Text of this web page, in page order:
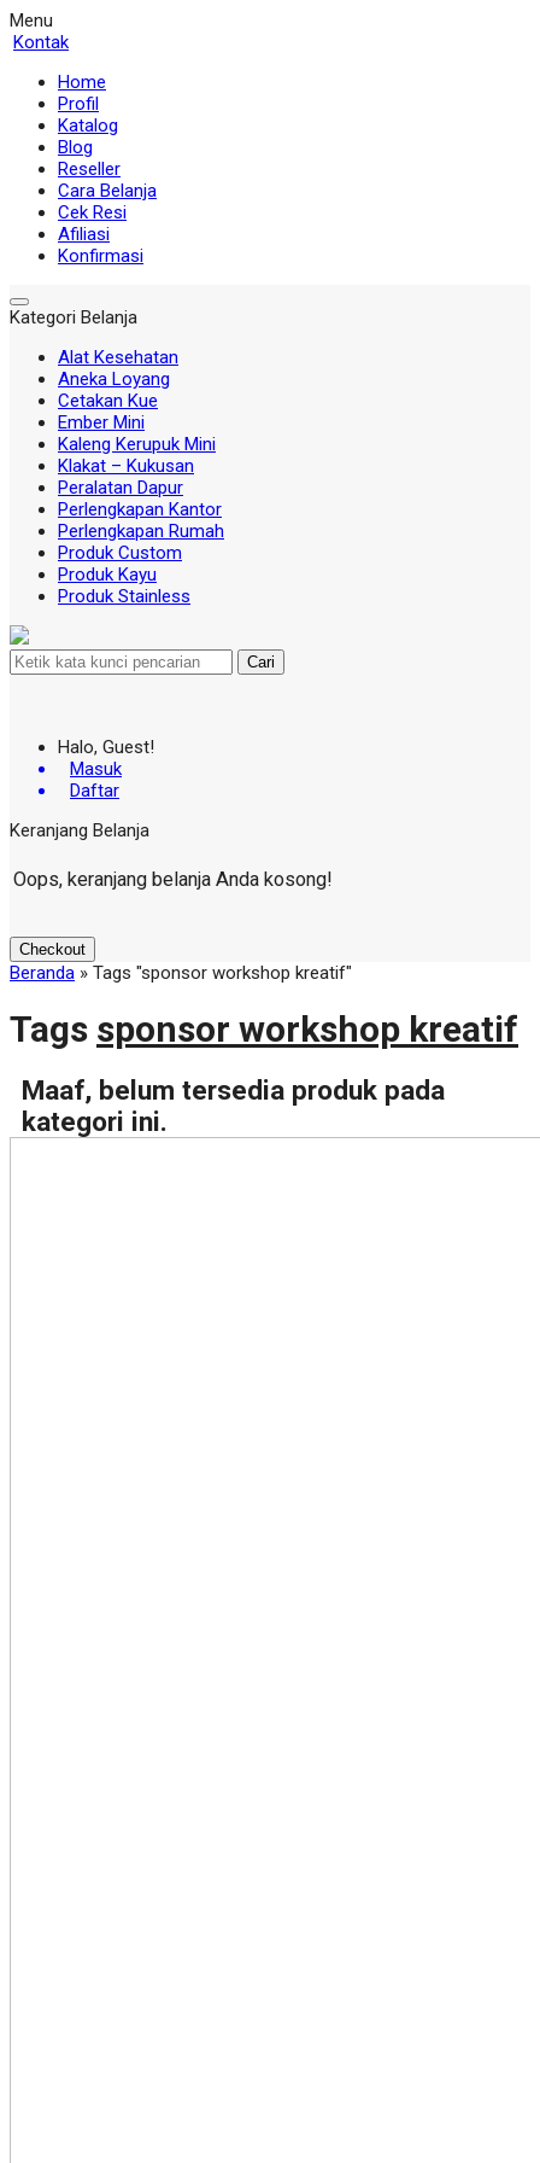
Menu
Kontak
Home
Profil
Katalog
Blog
Reseller
Cara Belanja
Cek Resi
Afiliasi
Konfirmasi
Kategori Belanja
Alat Kesehatan
Aneka Loyang
Cetakan Kue
Ember Mini
Kaleng Kerupuk Mini
Klakat – Kukusan
Peralatan Dapur
Perlengkapan Kantor
Perlengkapan Rumah
Produk Custom
Produk Kayu
Produk Stainless
Cari
Halo, Guest!
Masuk
Daftar
Keranjang Belanja
Oops, keranjang belanja Anda kosong!
Checkout
Beranda » Tags "sponsor workshop kreatif"
Tags sponsor workshop kreatif
Maaf, belum tersedia produk pada
kategori ini.